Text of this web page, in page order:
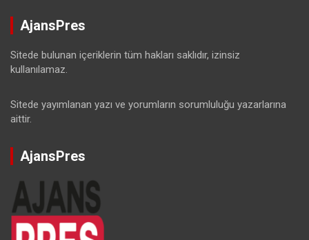
AjansPres
Sitede bulunan içeriklerin tüm hakları saklıdır, izinsiz
kullanılamaz.
Sitede yayımlanan yazı ve yorumların sorumluluğu yazarlarına
aittir.
AjansPres